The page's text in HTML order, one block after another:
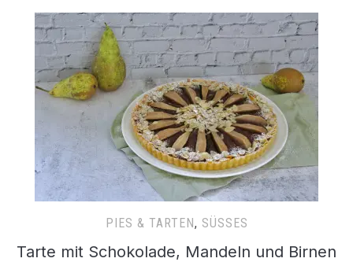
PIES & TARTEN, SÜSSES
Tarte mit Schokolade, Mandeln und Birnen